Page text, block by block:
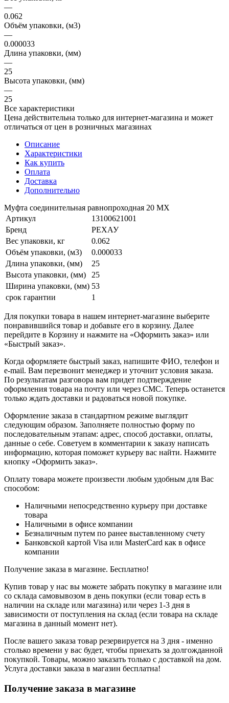
—
0.062
Объём упаковки, (м3)
—
0.000033
Длина упаковки, (мм)
—
25
Высота упаковки, (мм)
—
25
Все характеристики
Цена действительна только для интернет-магазина и может
отличаться от цен в розничных магазинах
Описание
Характеристики
Как купить
Оплата
Доставка
Дополнительно
Муфта соединительная равнопроходная 20 МХ
Артикул
13100621001
Бренд
РЕХАУ
Вес упаковки, кг
0.062
Объём упаковки, (м3)
0.000033
Длина упаковки, (мм)
25
Высота упаковки, (мм)
25
Ширина упаковки, (мм) 53
срок гарантии
1
Для покупки товара в нашем интернет-магазине выберите
понравившийся товар и добавьте его в корзину. Далее
перейдите в Корзину и нажмите на «Оформить заказ» или
«Быстрый заказ».
Когда оформляете быстрый заказ, напишите ФИО, телефон и
e-mail. Вам перезвонит менеджер и уточнит условия заказа.
По результатам разговора вам придет подтверждение
оформления товара на почту или через СМС. Теперь останется
только ждать доставки и радоваться новой покупке.
Оформление заказа в стандартном режиме выглядит
следующим образом. Заполняете полностью форму по
последовательным этапам: адрес, способ доставки, оплаты,
данные о себе. Советуем в комментарии к заказу написать
информацию, которая поможет курьеру вас найти. Нажмите
кнопку «Оформить заказ».
Оплату товара можете произвести любым удобным для Вас
способом:
Наличными непосредственно курьеру при доставке
товара
Наличными в офисе компании
Безналичным путем по ранее выставленному счету
Банковской картой Visa или MasterCard как в офисе
компании
Получение заказа в магазине. Бесплатно!
Купив товар у нас вы можете забрать покупку в магазине или
со склада самовывозом в день покупки (если товар есть в
наличии на складе или магазина) или через 1-3 дня в
зависимости от поступления на склад (если товара на складе
магазина в данный момент нет).
После вашего заказа товар резервируется на 3 дня - именно
столько времени у вас будет, чтобы приехать за долгожданной
покупкой. Товары, можно заказать только с доставкой на дом.
Услуга доставки заказа в магазин бесплатна!
Получение заказа в магазине